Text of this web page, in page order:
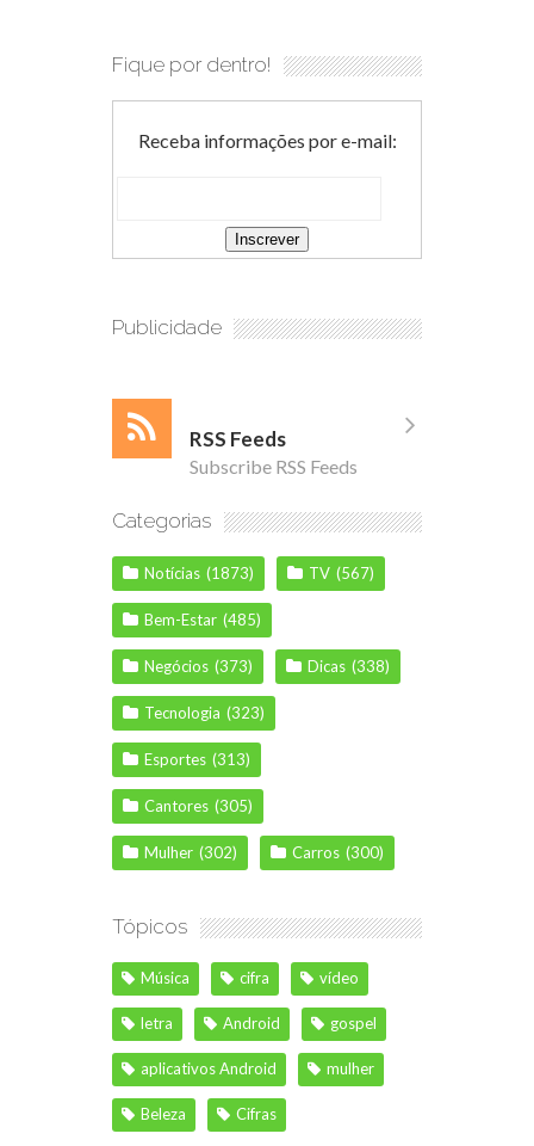
Fique por dentro!
Receba informações por e-mail:
Publicidade
RSS Feeds
Subscribe RSS Feeds
Categorias
Notícias (1873) TV (567)
Bem-Estar (485)
Negócios (373) Dicas (338)
Tecnologia (323)
Esportes (313)
Cantores (305)
Mulher (302) Carros (300)
Tópicos
Música cifra vídeo
letra Android gospel
aplicativos Android mulher
Beleza Cifras